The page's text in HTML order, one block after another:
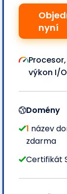
nyní
výkon I/
Domény
1 název
zdarma
Certifikát